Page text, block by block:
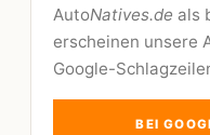
AutoNatives.de als
erscheinen unsere
Google-
BEI